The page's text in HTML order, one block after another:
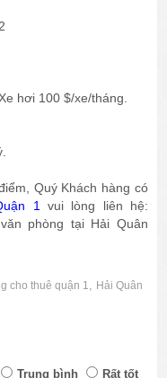
hơi 100 $/xe/tháng.
Quý Khách hàng có
1vui lòng liên hệ:
phòng tại Hải Quân
cho thuê quận 1, Hải Quân
Trung bình
Rất tốt